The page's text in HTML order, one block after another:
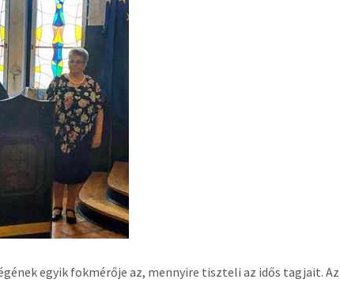
egyik fokmérője az, mennyire tiszteli az idős tagjait.